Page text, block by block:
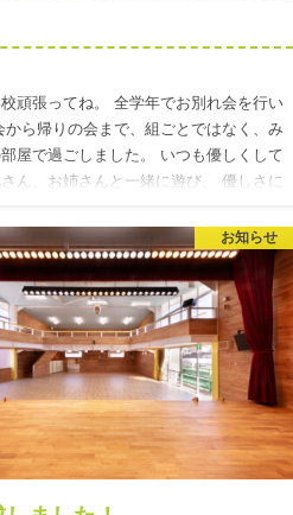
頑張ってね。 全学年でお別れ会を行い
から帰りの会まで、組ごとではなく、み
屋で過ごしました。 いつも優しくして
ん、お姉さんと一緒に遊び、 優しさに
お知らせ